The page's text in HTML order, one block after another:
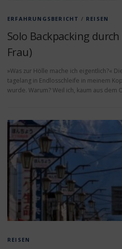
ERFAHRUNGSBERICHT / REISEN
Solo Backpacking
Frau)
»Was zur Hölle mache ich eigentlich?«
tagelang in Endlosschleife in meinem
wurde. Warum? Weil ich, kaum aus dem
REISEN